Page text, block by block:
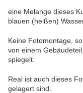
eine Melange dieses
blauen (heißen)
Keine Fotomontage,
von einem
spiegelt.
Real ist auch dieses
gelagert sind.